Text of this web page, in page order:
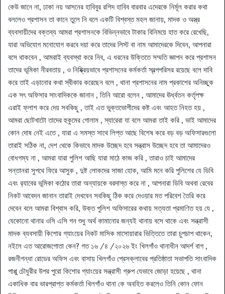
কেউ জানে না, ঢাকা নয় আসনের হাবিবুর রশিদ হাবিব বারবার এদেরকে নির্মূল করার কথা
বললেও প্রশাসন তা কানে তুলে নি বলে একটি বিশ্বস্ত মহল জানায়, মাদক ও অস্ত্র
ব্যবসায়ীদের বক্তব্য আমরা প্রশাসনকে বিভিন্নভাবে টাকার বিনিময়ে হাত করে রেখেছি,
যারা অভিযোগ মনোযোগ করবে দয়া করে তাদের লিস্ট বা নাম আমাদেরকে দিবেন, আপনারা
বসে থাকবেন , আমরাই ব্যবস্থা করে নিব, এ ধরনের উক্তিতে সম্মতি জ্ঞাপন করে প্রশাসন
তাদের ভূমিকা নীরবতায় , ও নিষ্ক্রিয়ভাবে প্রশাসনের কর্মকর্তা স্বল্পপরিসর রয়েছে বলে দাবি
করে তাই এড়ানোর কথা স্বীকার করেছেন বলে , থানা প্রশাসনের নাম প্রকাশের অনিচ্ছুক
এক সৎ অফিসার সাংবাদিককে জানান , তিনি আরো বলেন , আমাদের ঊর্ধ্বতন কর্তৃপক্ষ
এরাই ফ্লাশ করে দেয় সবকিছু , তাই এত ভুক্তভোগীদের কষ্ট এবং আহত নিহত হয় ,
আমরা ছোটখাটো তাদের হুকুমের গোলাম , স্যারেরা যা বলে আমরা তাই করি , ভাই আমাদের
কোন দোষ নেই এতে , যারা এ সমস্ত সাথে লিপ্ত আছে বিশেষ করে বড় বড় অফিসারগুলো
তারাই সঠিক না, দেশ থেকে কিভাবে মাদক উচ্ছেদ হবে সন্ত্রাস উচ্ছেদ হবে তা আমাদেরও
বোধগম্য না , আমরা যারা পুলিশ আছি যারা মাঠে কাজ করি , তারাও চাই আমাদের
সন্তানরা সুপথে ফিরে আসুক , দুষ্ট লোকদের সাজা হোক, আমি মনে করি পুলিশের যে ডিবি
এবং র‍্যাবের ভূমিকা কঠোর তারা অন্যায়কে বরদাস্ত করে না , আপনারা ডিবি অথবা রেবের
নিকট আবেদন জানান তারাই দেখবেন সবকিছু ঠিক করে দেওয়ার মত পরিবেশ তৈরি করে
দেবেন বলে আমরা বিশ্বাস করি, উক্ত পুলিশ অফিসারের কথায় সত্যতা প্রমাণিত হয় যে ,
যেকোনো থানার ওসি এসি গন শুধু অর্থ কামানোর জন্যই থানায় বসে থাকে এবং সন্ত্রাসী
মাদক ব্যবসায়ী কিশোর গ্যাংয়ের নিকট মাসিক মাসোয়ারার ভিত্তিতে তারা চুপচাপ থাকেন,
নইলে এত আরোজগোতা কেন? গত ১৬ /৪ /২০২৬ ইং খিলগাঁও থানাধীন আদর্শ বাগ ,
রজনীগন্ধা রোডের অফিস এবং বাসায় খিলগাঁও প্রেসক্লাবের প্রতিষ্ঠাতা সভাপতি সাংবাদিক
পাপ্পু চৌধুরীর উপর পুরো কিশোর গ্যাংয়ের সন্ত্রাসী গ্রুপ যেভাবে জোড়া হয়েছে , থানা
একাধিক বার ভারপ্রাপ্ত কর্মকর্তা খিলগাঁও থানা কে অবহিত করলেও তিনি কোন ফোন